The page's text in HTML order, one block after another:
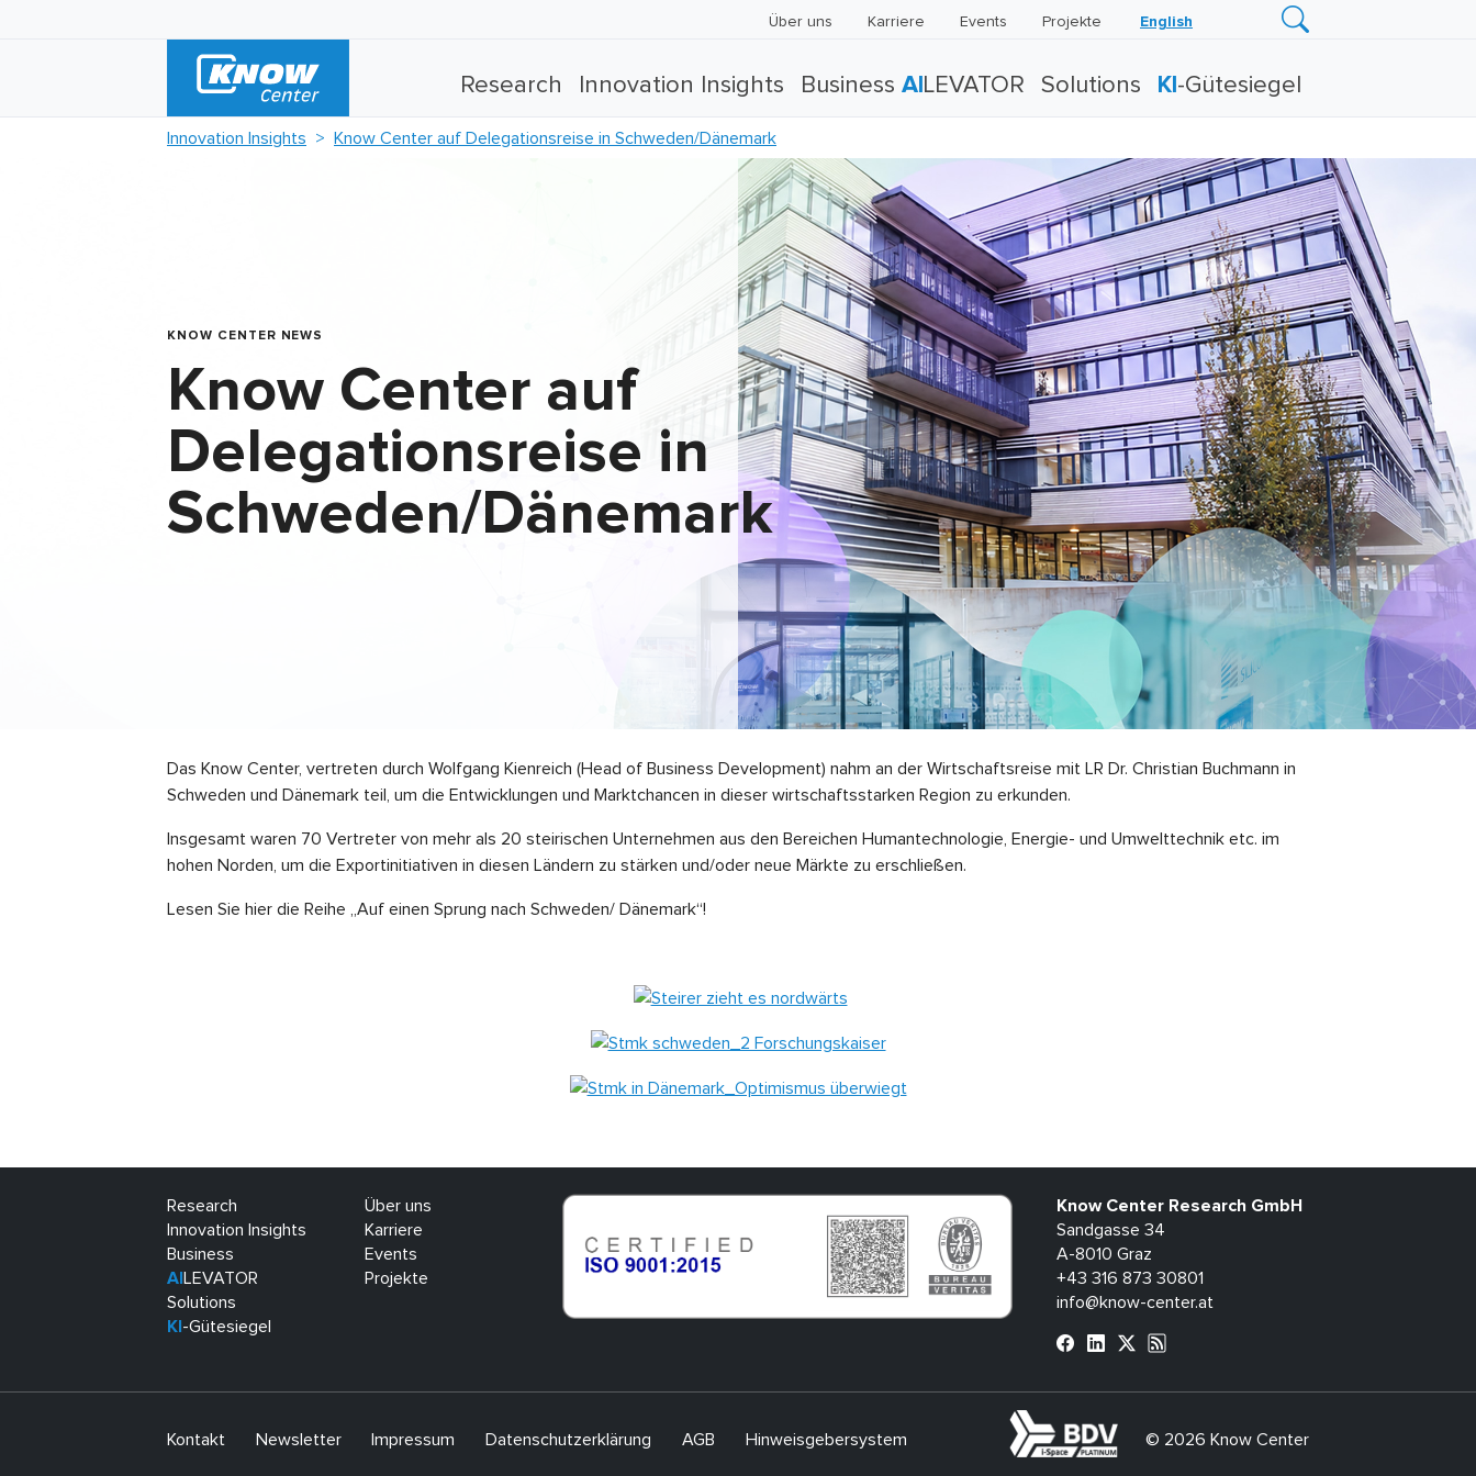
Über uns Karriere Events Projekte English
Research Innovation Insights Business AI LEVATOR Solutions KI -Gütesiegel
Innovation Insights Know Center auf Delegationsreise in Schweden/Dänemark
KNOW CENTER NEWS
Know Center auf
Delegationsreise in
Schweden/Dänemark
Das Know Center, vertreten durch Wolfgang Kienreich (Head of Business Development) nahm an der Wirtschaftsreise mit LR Dr. Christian Buchmann in
Schweden und Dänemark teil, um die Entwicklungen und Marktchancen in dieser wirtschaftsstarken Region zu erkunden.
Insgesamt waren 70 Vertreter von mehr als 20 steirischen Unternehmen aus den Bereichen Humantechnologie, Energie- und Umwelttechnik etc. im
hohen Norden, um die Exportinitiativen in diesen Ländern zu stärken und/oder neue Märkte zu erschließen.
Lesen Sie hier die Reihe „Auf einen Sprung nach Schweden/ Dänemark“!
Research
Innovation Insights
Business
AI LEVATOR
Solutions
KI -Gütesiegel
Über uns
Karriere
Events
Projekte
Know Center Research GmbH
Sandgasse 34
A-8010 Graz
+43 316 873 30801
info@know-center.at
Kontakt Newsletter Impressum Datenschutzerklärung AGB Hinweisgebersystem
bdva
© 2026 Know Center